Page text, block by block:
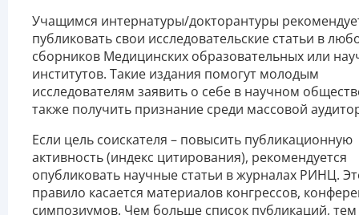
Учащимся интернатуры/докторантуры
публиковать свои исследовательские статьи в
сборников Медицинских образовательных или
институтов. Такие издания помогут молодым
исследователям заявить о себе в научном
также получить признание среди массовой
Если цель соискателя – повысить публикационную
активность (индекс цитирования), рекомендуется
опубликовать научные статьи в журналах РИНЦ.
правило касается материалов конгрессов,
симпозиумов. Чем больше список публикаций, тем